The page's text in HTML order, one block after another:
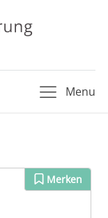
Menu
Merken